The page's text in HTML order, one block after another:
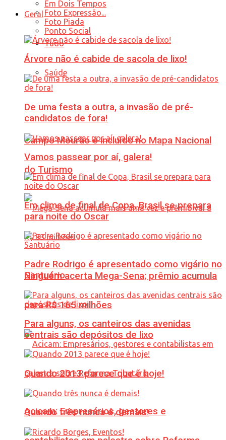
Geral
Tudo
Saúde
Campo Mourão é incluído no Mapa Nacional
do Turismo
Ninguém acerta Mega-Sena; prêmio acumula
para R$ 165 milhões
Acicam: Empresários, gestores e
Em Dois Tempos
Foto Expressão...
Foto Piada
Ponto Social
Árvore não é cabide de sacola de lixo!
De uma festa a outra, a invasão de pré-
candidatos de fora!
Vamos passear por aí, galera!
Em clima de final de Copa, Brasil se prepara
para noite do Oscar
Padre Rodrigo é apresentado como vigário no
Santuário
Para alguns, os canteiros das avenidas
centrais são depósitos de lixo
Quando 2013 parece que é hoje!
Quando três nunca é demais!